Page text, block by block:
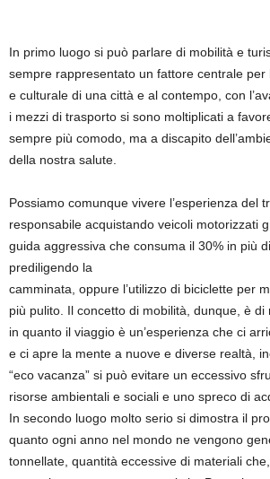
In primo luogo si può parlare di mobilità e
sempre rappresentato un fattore centrale per
e culturale di una città e al contempo, con
i mezzi di trasporto si sono moltiplicati a
sempre più comodo, ma a discapito
della nostra salute.
Possiamo comunque vivere l’esperienza del
responsabile acquistando veicoli motorizzati
guida aggressiva che consuma il 30% in più
prediligendo la
camminata, oppure l’utilizzo di biciclette per
più pulito. Il concetto di mobilità, dunque, è di
in quanto il viaggio è un’esperienza che ci
e ci apre la mente a nuove e diverse realtà,
“eco vacanza” si può evitare un eccessivo
risorse ambientali e sociali e uno spreco di
In secondo luogo molto serio si dimostra il
quanto ogni anno nel mondo ne vengono
tonnellate, quantità eccessive di materiali